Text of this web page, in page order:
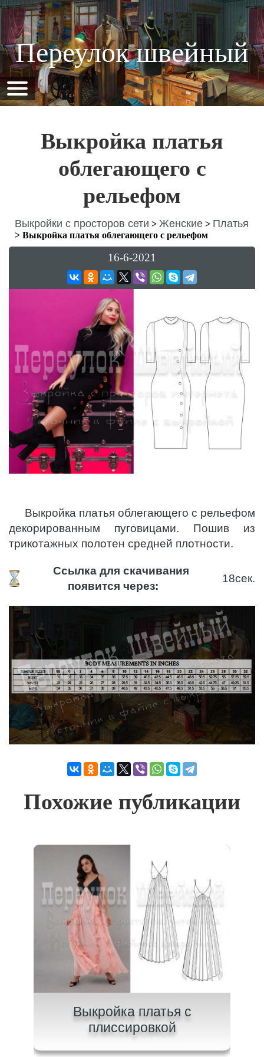
Переулок швейный
Выкройка платья
облегающего с
рельефом
Выкройки с просторов сети > Женские > Платья
> Выкройка платья облегающего с рельефом
16-6-2021
Выкройка платья облегающего с рельефом
декорированным пуговицами. Пошив из
трикотажных полотен средней плотности.
Ссылка для скачивания
появится через:
17сек.
Похожие публикации
Выкройка платья с
плиссировкой